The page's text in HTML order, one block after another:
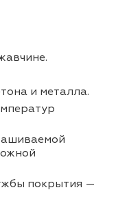
и металла.
покрытия —